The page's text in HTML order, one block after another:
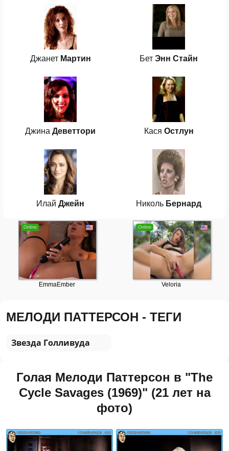
Джанет Мартин Бет Энн Стайн
Джина Деветтори Кася Остлун
Илай Джейн Николь Бернард
МЕЛОДИ ПАТТЕРСОН - ТЕГИ
Звезда Голливуда
Голая Мелоди Паттерсон в "The
Cycle Savages (1969)" (21 лет на
фото)